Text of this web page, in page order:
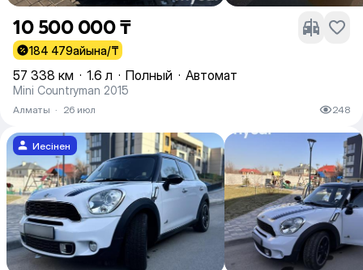
10 500 000 ₸
184 479айына/₸
57 338 км · 1.6 л · Полный · Автомат
Mini Countryman 2015
Алматы · 26 июл 248
Иесінен